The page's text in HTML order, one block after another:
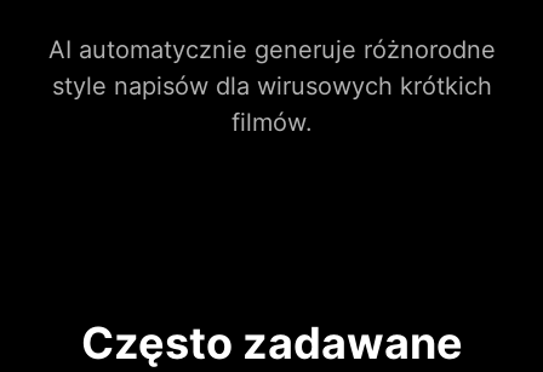
AI automatycznie generuje różnorodne
style napisów dla wirusowych krótkich
filmów.
Często zadawane